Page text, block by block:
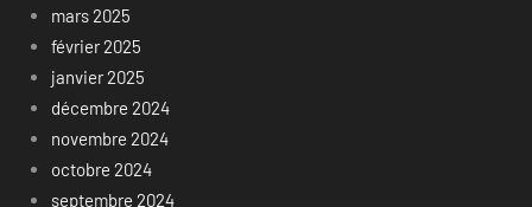
mars 2025
février 2025
janvier 2025
décembre 2024
novembre 2024
octobre 2024
septembre 2024